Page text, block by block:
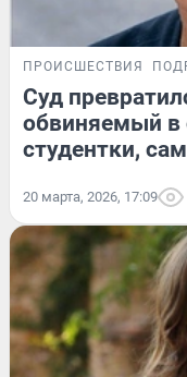
ПРОИСШЕСТВИЯ
Суд
обвиняемый в
студентки,
20 марта, 2026, 17:09